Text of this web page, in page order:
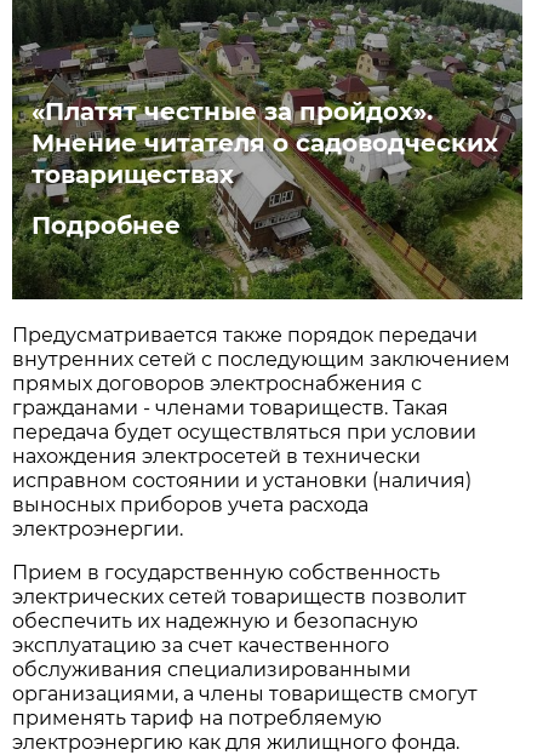
«Платят честные за пройдох».
Мнение читателя о садоводческих
товариществах
Подробнее
Предусматривается также порядок передачи
внутренних сетей с последующим заключением
прямых договоров электроснабжения с
гражданами - членами товариществ. Такая
передача будет осуществляться при условии
нахождения электросетей в технически
исправном состоянии и установки (наличия)
выносных приборов учета расхода
электроэнергии.
Прием в государственную собственность
электрических сетей товариществ позволит
обеспечить их надежную и безопасную
эксплуатацию за счет качественного
обслуживания специализированными
организациями, а члены товариществ смогут
применять тариф на потребляемую
электроэнергию как для жилищного фонда.